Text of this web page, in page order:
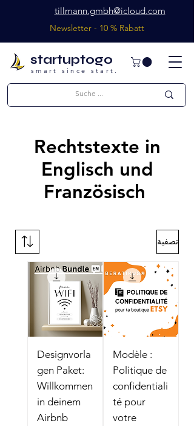
startuptogo
smart since start.
tillmann.gmbh@icloud.com
Newsletter - 10 % Rabatt
Rechtstexte in
Englisch und
Französisch
تصفية
Modèle :
Politique de
confidentiali
té pour
votre
Designvorla
gen Paket:
Willkommen
in deinem
Airbnb